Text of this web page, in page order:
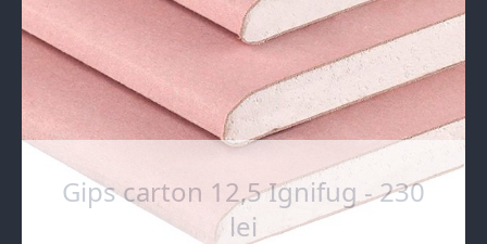
Gips carton 12,5 Ignifug - 230
lei